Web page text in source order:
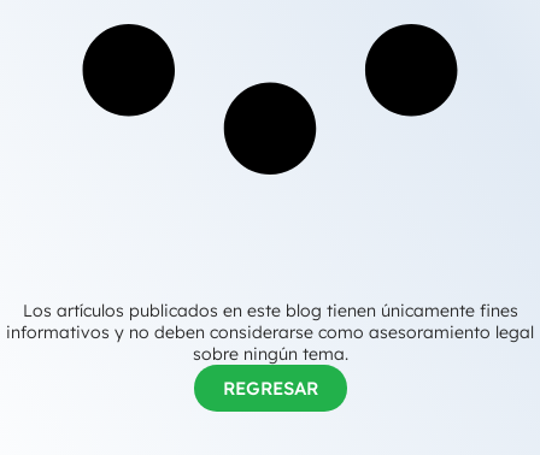
Los artículos publicados en este blog tienen únicamente fines
informativos y no deben considerarse como asesoramiento legal
sobre ningún tema.
REGRESAR